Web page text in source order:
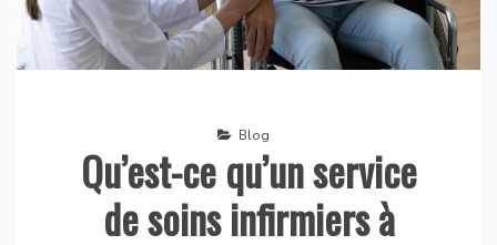
Blog
Qu’est-ce qu’un service
de soins infirmiers à